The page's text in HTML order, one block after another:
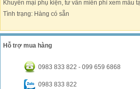
Khuyến mại phụ kiện, tư vấn miễn phí xem mẫu
Tình trạng: Hàng có sẵn
Hỗ trợ mua hàng
0983 833 822 - 099 659 6868
0983 833 822